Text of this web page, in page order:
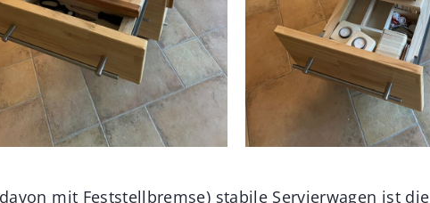
mit Feststellbremse) stabile Servierwagen ist die